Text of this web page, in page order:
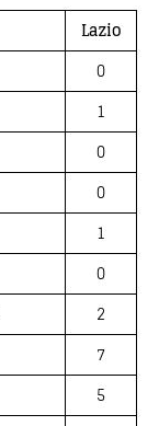
Lazio
0
1
0
0
1
0
2
7
5